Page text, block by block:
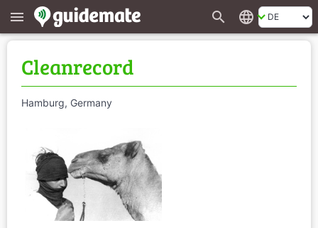
menu search language
Cleanrecord
Hamburg, Germany